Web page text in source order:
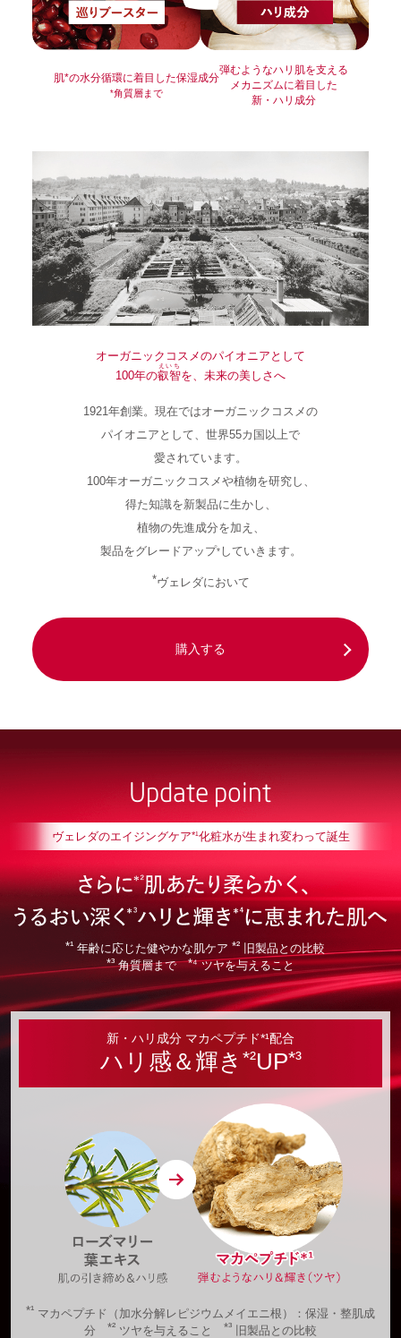
肌*の水分循環に着目した保湿成分
*角質層まで
弾むようなハリ肌を支える
メカニズムに着目した
新・ハリ成分
オーガニックコスメのパイオニアとして
100年の叡智
えいち
を、未来の美しさへ
1921年創業。現在ではオーガニックコスメの
パイオニアとして、世界55カ国以上で
愛されています。
100年オーガニックコスメや植物を研究し、
得た知識を新製品に生かし、
植物の先進成分を加え、
製品をグレードアップ*していきます。
*ヴェレダにおいて
購入する
Update point
ヴェレダのエイジングケア*¹化粧水が生まれ変わって誕生
*¹年齢に応じた健やかな肌ケア *²旧製品との比較
*³角質層まで*⁴ツヤを与えること
新・ハリ成分 マカペプチド*¹配合
ハリ感＆輝き *²UP*³
*¹ マカペプチド（加水分解レピジウムメイエニ根）：保湿・整肌成
分 *² ツヤを与えること *³ 旧製品との比較